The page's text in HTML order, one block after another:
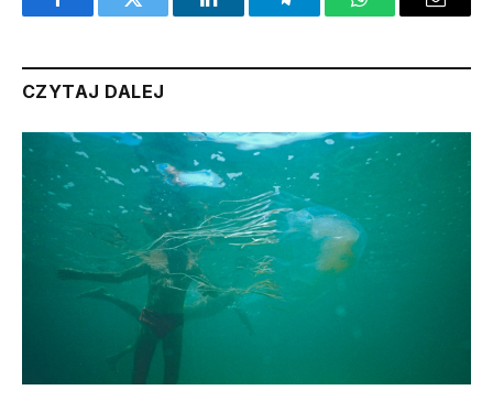
FacebookTwitter LinkedInTelegramWhatsAppEmail
CZYTAJ DALEJ